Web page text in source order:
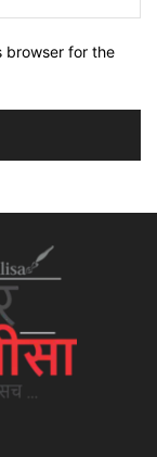
browser for the